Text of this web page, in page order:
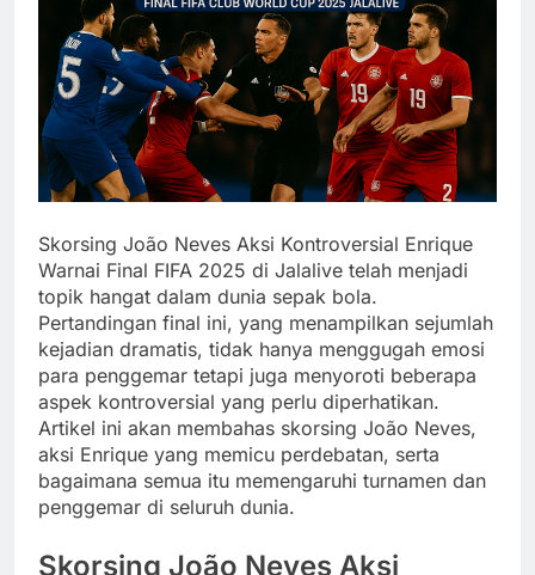
Skorsing João Neves Aksi Kontroversial Enrique
Warnai Final FIFA 2025 di Jalalive telah menjadi
topik hangat dalam dunia sepak bola.
Pertandingan final ini, yang menampilkan sejumlah
kejadian dramatis, tidak hanya menggugah emosi
para penggemar tetapi juga menyoroti beberapa
aspek kontroversial yang perlu diperhatikan.
Artikel ini akan membahas skorsing João Neves,
aksi Enrique yang memicu perdebatan, serta
bagaimana semua itu memengaruhi turnamen dan
penggemar di seluruh dunia.
Skorsing João Neves Aksi